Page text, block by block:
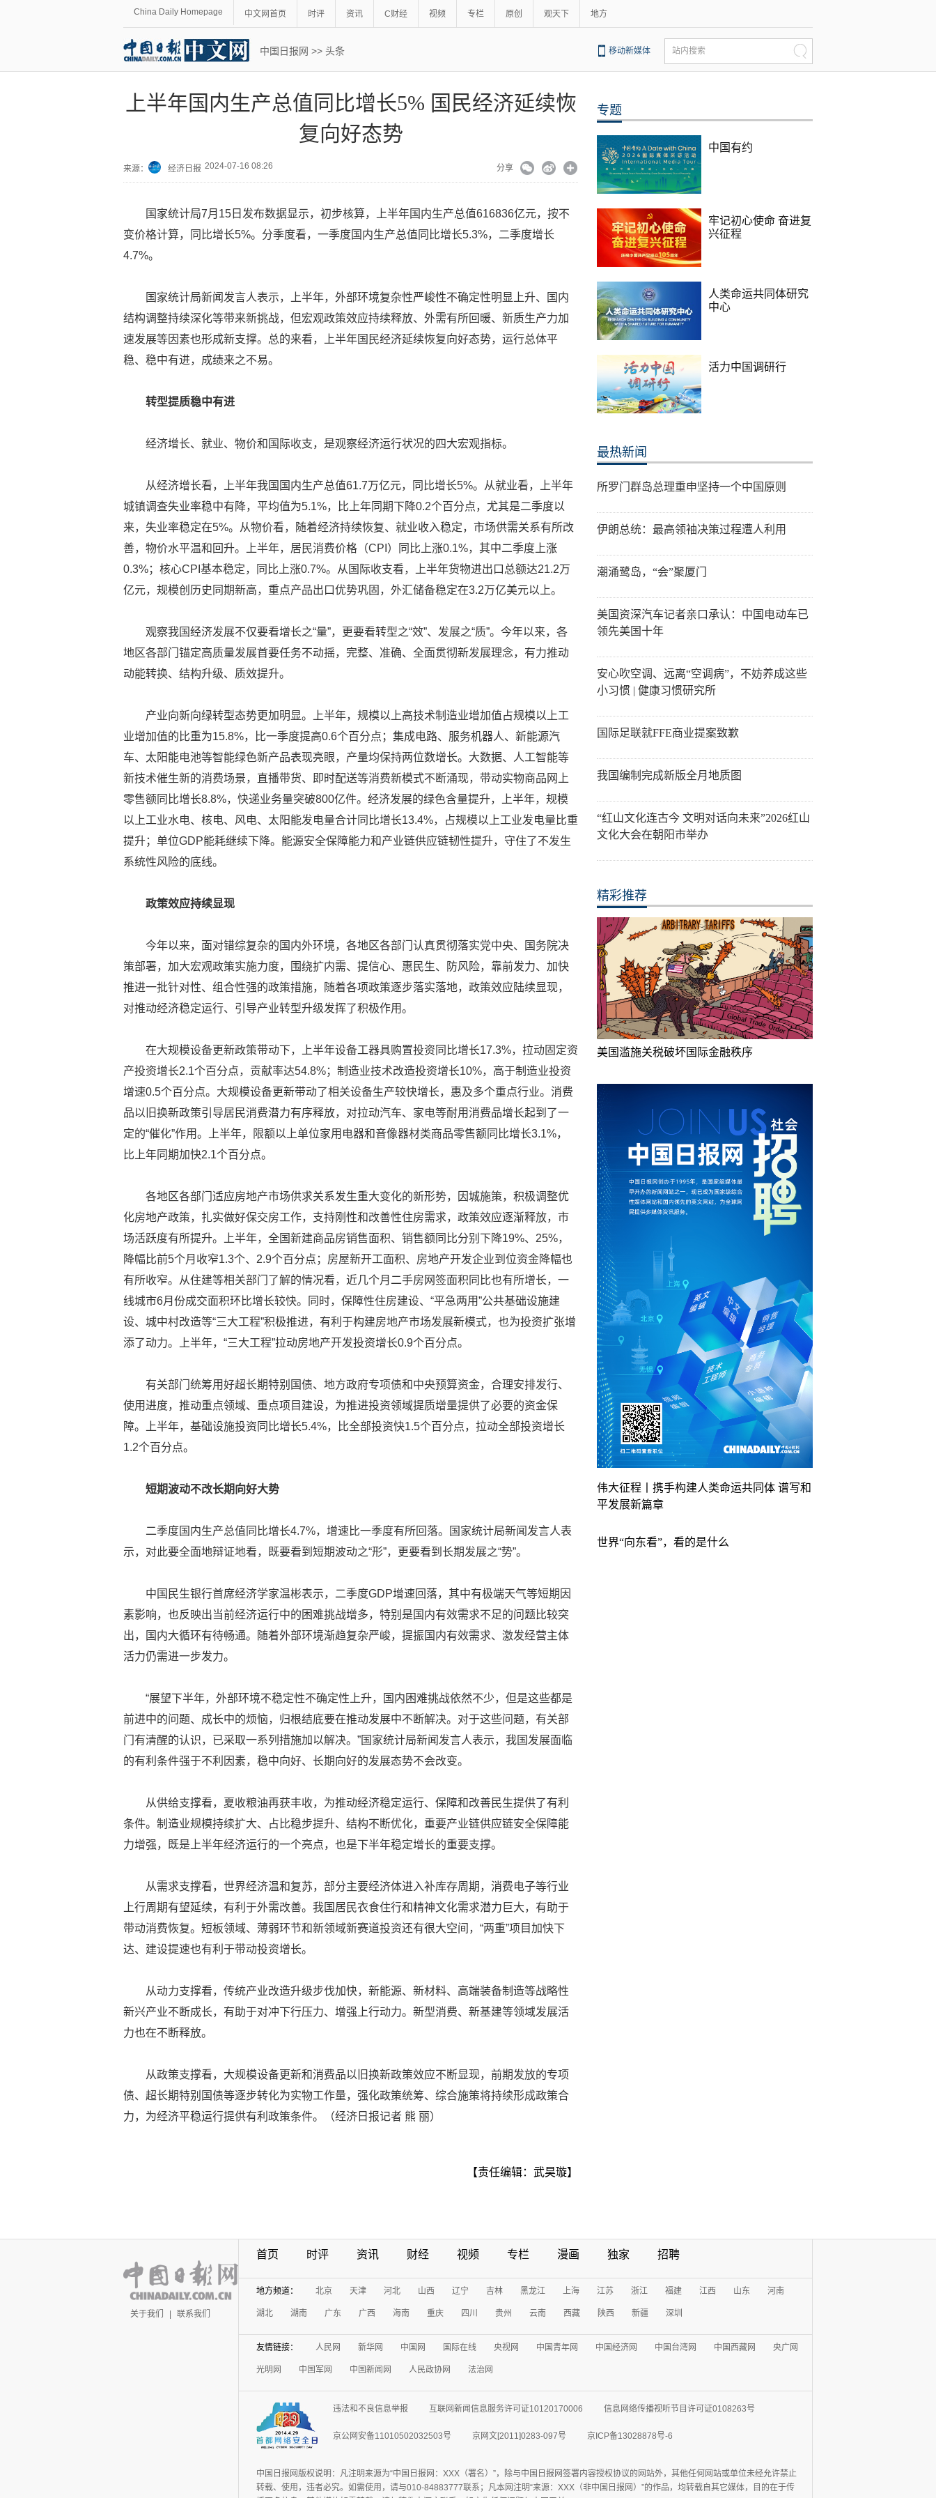
China Daily Homepage 中文网首页 时评 资讯 C财经 视频 专栏 原创 观天下 地方
中国日报网 >> 头条 移动新媒体 站内搜索
上半年国内生产总值同比增长5% 国民经济延续恢
复向好态势
来源： 经济日报 2024-07-16 08:26 分享
国家统计局7月15日发布数据显示，初步核算，上半年国内生产总值616836亿元，按不
变价格计算，同比增长5%。分季度看，一季度国内生产总值同比增长5.3%，二季度增长
4.7%。
国家统计局新闻发言人表示，上半年，外部环境复杂性严峻性不确定性明显上升、国内
结构调整持续深化等带来新挑战，但宏观政策效应持续释放、外需有所回暖、新质生产力加
速发展等因素也形成新支撑。总的来看，上半年国民经济延续恢复向好态势，运行总体平
稳、稳中有进，成绩来之不易。
转型提质稳中有进
经济增长、就业、物价和国际收支，是观察经济运行状况的四大宏观指标。
从经济增长看，上半年我国国内生产总值61.7万亿元，同比增长5%。从就业看，上半年
城镇调查失业率稳中有降，平均值为5.1%，比上年同期下降0.2个百分点，尤其是二季度以
来，失业率稳定在5%。从物价看，随着经济持续恢复、就业收入稳定，市场供需关系有所改
善，物价水平温和回升。上半年，居民消费价格（CPI）同比上涨0.1%，其中二季度上涨
0.3%；核心CPI基本稳定，同比上涨0.7%。从国际收支看，上半年货物进出口总额达21.2万
亿元，规模创历史同期新高，重点产品出口优势巩固，外汇储备稳定在3.2万亿美元以上。
观察我国经济发展不仅要看增长之“量”，更要看转型之“效”、发展之“质”。今年以来，各
地区各部门锚定高质量发展首要任务不动摇，完整、准确、全面贯彻新发展理念，有力推动
动能转换、结构升级、质效提升。
产业向新向绿转型态势更加明显。上半年，规模以上高技术制造业增加值占规模以上工
业增加值的比重为15.8%，比一季度提高0.6个百分点；集成电路、服务机器人、新能源汽
车、太阳能电池等智能绿色新产品表现亮眼，产量均保持两位数增长。大数据、人工智能等
新技术催生新的消费场景，直播带货、即时配送等消费新模式不断涌现，带动实物商品网上
零售额同比增长8.8%，快递业务量突破800亿件。经济发展的绿色含量提升，上半年，规模
以上工业水电、核电、风电、太阳能发电量合计同比增长13.4%，占规模以上工业发电量比重
提升；单位GDP能耗继续下降。能源安全保障能力和产业链供应链韧性提升，守住了不发生
系统性风险的底线。
政策效应持续显现
今年以来，面对错综复杂的国内外环境，各地区各部门认真贯彻落实党中央、国务院决
策部署，加大宏观政策实施力度，围绕扩内需、提信心、惠民生、防风险，靠前发力、加快
推进一批针对性、组合性强的政策措施，随着各项政策逐步落实落地，政策效应陆续显现，
对推动经济稳定运行、引导产业转型升级发挥了积极作用。
在大规模设备更新政策带动下，上半年设备工器具购置投资同比增长17.3%，拉动固定资
产投资增长2.1个百分点，贡献率达54.8%；制造业技术改造投资增长10%，高于制造业投资
增速0.5个百分点。大规模设备更新带动了相关设备生产较快增长，惠及多个重点行业。消费
品以旧换新政策引导居民消费潜力有序释放，对拉动汽车、家电等耐用消费品增长起到了一
定的“催化”作用。上半年，限额以上单位家用电器和音像器材类商品零售额同比增长3.1%，
比上年同期加快2.1个百分点。
各地区各部门适应房地产市场供求关系发生重大变化的新形势，因城施策，积极调整优
化房地产政策，扎实做好保交房工作，支持刚性和改善性住房需求，政策效应逐渐释放，市
场活跃度有所提升。上半年，全国新建商品房销售面积、销售额同比分别下降19%、25%，
降幅比前5个月收窄1.3个、2.9个百分点；房屋新开工面积、房地产开发企业到位资金降幅也
有所收窄。从住建等相关部门了解的情况看，近几个月二手房网签面积同比也有所增长，一
线城市6月份成交面积环比增长较快。同时，保障性住房建设、“平急两用”公共基础设施建
设、城中村改造等“三大工程”积极推进，有利于构建房地产市场发展新模式，也为投资扩张增
添了动力。上半年，“三大工程”拉动房地产开发投资增长0.9个百分点。
有关部门统筹用好超长期特别国债、地方政府专项债和中央预算资金，合理安排发行、
使用进度，推动重点领域、重点项目建设，为推进投资领域提质增量提供了必要的资金保
障。上半年，基础设施投资同比增长5.4%，比全部投资快1.5个百分点，拉动全部投资增长
1.2个百分点。
短期波动不改长期向好大势
二季度国内生产总值同比增长4.7%，增速比一季度有所回落。国家统计局新闻发言人表
示，对此要全面地辩证地看，既要看到短期波动之“形”，更要看到长期发展之“势”。
中国民生银行首席经济学家温彬表示，二季度GDP增速回落，其中有极端天气等短期因
素影响，也反映出当前经济运行中的困难挑战增多，特别是国内有效需求不足的问题比较突
出，国内大循环有待畅通。随着外部环境渐趋复杂严峻，提振国内有效需求、激发经营主体
活力仍需进一步发力。
“展望下半年，外部环境不稳定性不确定性上升，国内困难挑战依然不少，但是这些都是
前进中的问题、成长中的烦恼，归根结底要在推动发展中不断解决。对于这些问题，有关部
门有清醒的认识，已采取一系列措施加以解决。”国家统计局新闻发言人表示，我国发展面临
的有利条件强于不利因素，稳中向好、长期向好的发展态势不会改变。
从供给支撑看，夏收粮油再获丰收，为推动经济稳定运行、保障和改善民生提供了有利
条件。制造业规模持续扩大、占比稳步提升、结构不断优化，重要产业链供应链安全保障能
力增强，既是上半年经济运行的一个亮点，也是下半年稳定增长的重要支撑。
从需求支撑看，世界经济温和复苏，部分主要经济体进入补库存周期，消费电子等行业
上行周期有望延续，有利于外需改善。我国居民衣食住行和精神文化需求潜力巨大，有助于
带动消费恢复。短板领域、薄弱环节和新领域新赛道投资还有很大空间，“两重”项目加快下
达、建设提速也有利于带动投资增长。
从动力支撑看，传统产业改造升级步伐加快，新能源、新材料、高端装备制造等战略性
新兴产业不断成长，有助于对冲下行压力、增强上行动力。新型消费、新基建等领域发展活
力也在不断释放。
从政策支撑看，大规模设备更新和消费品以旧换新政策效应不断显现，前期发放的专项
债、超长期特别国债等逐步转化为实物工作量，强化政策统筹、综合施策将持续形成政策合
力，为经济平稳运行提供有利政策条件。（经济日报记者 熊 丽）
【责任编辑：武昊璇】
专题
中国有约
牢记初心使命 奋进复
兴征程
人类命运共同体研究
中心
活力中国调研行
最热新闻
所罗门群岛总理重申坚持一个中国原则
伊朗总统：最高领袖决策过程遭人利用
潮涌鹭岛，“会”聚厦门
美国资深汽车记者亲口承认：中国电动车已
领先美国十年
安心吹空调、远离“空调病”，不妨养成这些
小习惯 | 健康习惯研究所
国际足联就FFE商业提案致歉
我国编制完成新版全月地质图
“红山文化连古今 文明对话向未来”2026红山
文化大会在朝阳市举办
精彩推荐
美国滥施关税破坏国际金融秩序
伟大征程丨携手构建人类命运共同体 谱写和
平发展新篇章
世界“向东看”，看的是什么
关于我们 | 联系我们
首页 时评 资讯 财经 视频 专栏 漫画 独家 招聘
地方频道： 北京 天津 河北 山西 辽宁 吉林 黑龙江 上海 江苏 浙江 福建 江西 山东 河南
湖北 湖南 广东 广西 海南 重庆 四川 贵州 云南 西藏 陕西 新疆 深圳
友情链接： 人民网 新华网 中国网 国际在线 央视网 中国青年网 中国经济网 中国台湾网 中国西藏网 央广网
光明网 中国军网 中国新闻网 人民政协网 法治网
违法和不良信息举报 互联网新闻信息服务许可证10120170006 信息网络传播视听节目许可证0108263号
京公网安备11010502032503号 京网文[2011]0283-097号 京ICP备13028878号-6
中国日报网版权说明：凡注明来源为“中国日报网：XXX（署名）”，除与中国日报网签署内容授权协议的网站外，其他任何网站或单位未经允许禁止
转载、使用，违者必究。如需使用，请与010-84883777联系；凡本网注明“来源：XXX（非中国日报网）”的作品，均转载自其它媒体，目的在于传